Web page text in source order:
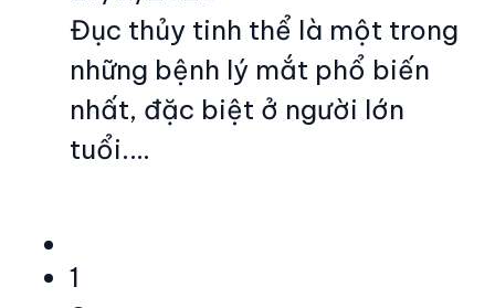
Đục thủy tinh thể là một trong
những bệnh lý mắt phổ biến
nhất, đặc biệt ở người lớn
tuổi.…
1